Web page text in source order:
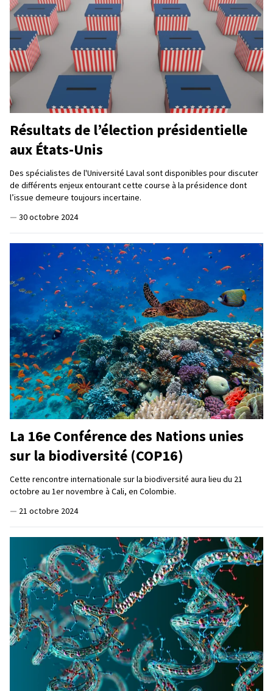
Résultats de l’élection présidentielle
aux États-Unis
Des spécialistes de l'Université Laval sont disponibles pour discuter
de différents enjeux entourant cette course à la présidence dont
l’issue demeure toujours incertaine.
— 30 octobre 2024
La 16e Conférence des Nations unies
sur la biodiversité (COP16)
Cette rencontre internationale sur la biodiversité aura lieu du 21
octobre au 1er novembre à Cali, en Colombie.
— 21 octobre 2024